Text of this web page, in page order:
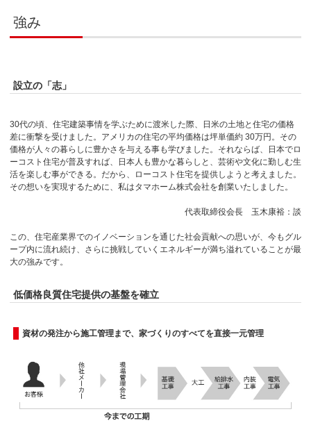
強み
設立の「志」
30代の頃、住宅建築事情を学ぶために渡米した際、日米の土地と住宅の価格
差に衝撃を受けました。アメリカの住宅の平均価格は坪単価約 30万円。その
価格が人々の暮らしに豊かさを与える事も学びました。それならば、日本でロ
ーコスト住宅が普及すれば、日本人も豊かな暮らしと、芸術や文化に勤しむ生
活を楽しむ事ができる。だから、ローコスト住宅を提供しようと考えました。
その想いを実現するために、私はタマホーム株式会社を創業いたしました。
代表取締役会長 玉木康裕：談
この、住宅産業界でのイノベーションを通じた社会貢献への思いが、今もグル
ープ内に流れ続け、さらに挑戦していくエネルギーが満ち溢れていることが最
大の強みです。
低価格良質住宅提供の基盤を確立
資材の発注から施工管理まで、家づくりのすべてを直接一元管理